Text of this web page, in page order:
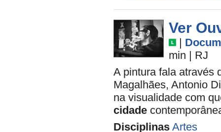
Ver
|
min | RJ
A pintura fala através
Magalhães, Antonio
na visualidade com
cidade
Disciplinas Artes